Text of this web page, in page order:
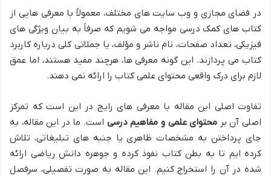
در فضای مجازی و وب سایت های مختلف، معمولاً با معرفی هایی از
کتاب های کمک درسی مواجه می شویم که صرفاً به بیان ویژگی های
فیزیکی، تعداد صفحات، نام ناشر و مؤلف، یا جملاتی کلی درباره کاربرد
کتاب می پردازند. این گونه معرفی ها، هرچند مفید هستند، اما عمق
لازم برای درک واقعی محتوای علمی کتاب را ارائه نمی دهند.
تفاوت اصلی این مقاله با معرفی های رایج در این است که تمرکز
اصلی آن بر محتوای علمی و مفاهیم درسی است. ما در این مقاله، به
جای پرداختن به مشخصات ظاهری یا جنبه های تبلیغاتی، تلاش
کرده ایم تا به بطن کتاب نفوذ کرده و جوهره دانش ریاضی ارائه
شده در آن را استخراج کنیم. این مقاله به صورت تفصیلی، سرفصل